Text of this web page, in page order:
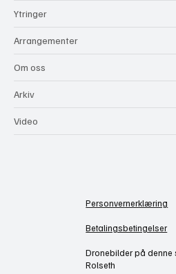
Ytringer
Arrangementer
Om oss
Arkiv
Video
Personvernerklæring
Betalingsbetingelser
Dronebilder på denne
Rolseth